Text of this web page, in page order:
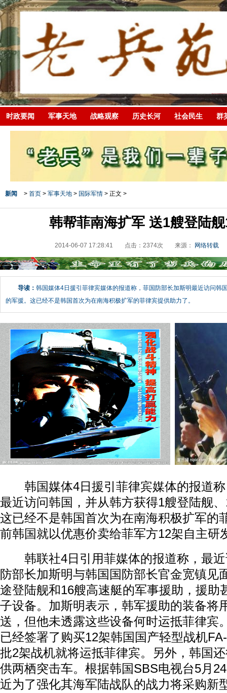
时政要闻 军事天地 战略观察 历史长河 社会民生 群
新闻 > 首页 > 军事天地 > 国际军情 > 正文 >
韩帮菲南海扩军 送1艘登陆
2014-06-07 17:28:41 点击： 2374次 来源： 网络转载
导读： 韩国媒体4日援引菲律宾媒体的报道称，菲国防部长加斯明最近访问韩
的军援。这已经不是韩国首次为在南海积极扩军的菲律宾提供助力了。
韩国媒体4日援引菲律宾媒体的报道称
最近访问韩国，并从韩方获得1艘登陆舰
这已经不是韩国首次为在南海积极扩军的
前韩国就以优惠价卖给菲军方12架自主研
韩联社4日引用菲媒体的报道称，最近
防部长加斯明与韩国国防部长官金宽镇见
途登陆舰和16艘高速艇的军事援助，援助
子设备。加斯明表示，韩军援助的装备将
送，但他未透露这些设备何时运抵菲律宾
已经签署了购买12架韩国国产轻型战机
批2架战机就将运抵菲律宾。另外，韩国
供两栖突击车。根据韩国SBS电视台5月
近为了强化其海军陆战队的战力将采购新